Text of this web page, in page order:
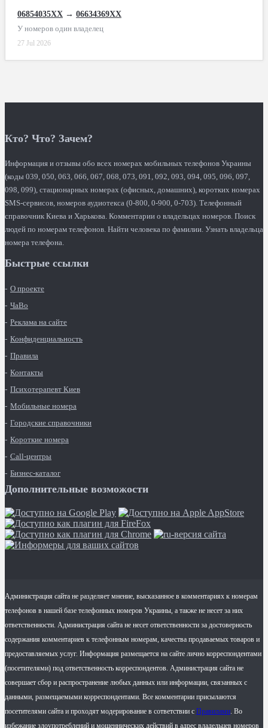
06854035XX → 06634369XX
У номеров один владелец
27 Jul 2026
Кто? Что? Зачем?
Информация и отзывы обо всех номерах мобильных телефонов Украины
(коды 039, 050, 063, 066, 067, 068, 073, 091, 092, 093, 094, 095, 096, 097,
098, 099), стационарных номерах (офисных, домашних), коротких номерах
SMS-сервисов, номеров аудиотекса (0-800, 0-900, 0-703). Телефонный
справочник Киева и Харькова. Комментарии о владельцах номеров. Поиск
людей по номерам телефонов. Найти человека по фамилии. Узнать владельца
номера телефона.
Быстрые ссылки
О проекте
ЧаВо
Реклама на сайте
Конфиденциальность
Правила
Контакты
Психотерапевт Киев
Мобильные номера
Городские справочники
Короткие номера
Call-центры
Бизнес-каталог
Дополнительные возможости
Администрация сайта не разделяет мнение, высказанное в комментариях к номерам
телефонов в нашей базе телефонных номеров Украины, а также не несет за них
ответственности. Администрация сайта не несет ответственности за достоверность
содержания комментариев к телефонным номерам, качества продаваемых товаров и
предоставляемых услуг. Информация размещается на сайте лично корреспондентами
(посетителями) под ответственность корреспондентов. Администрация сайта не
совершает сбор и распространение любых данных или информации, связанных с
данными, размещаемыми корреспондентами. Все комментарии присылаются
посетителями сайта и проходят модерирование в сответствии с Правилами. Во
избежание злоупотреблений и мошеннических действий в адрес владельцев номеров